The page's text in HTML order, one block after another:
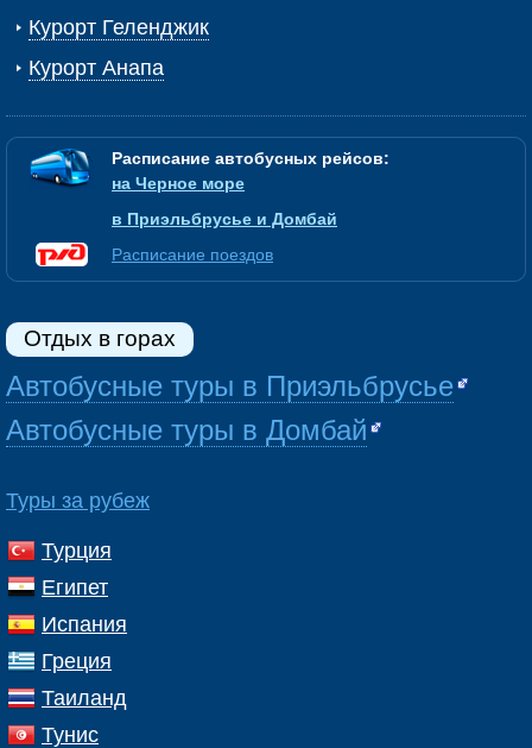
Курорт Геленджик
Курорт Анапа
Расписание автобусных рейсов:
на Черное море
в Приэльбрусье и Домбай
Расписание поездов
Отдых в горах
Автобусные туры в Приэльбрусье
Автобусные туры в Домбай
Туры за рубеж
Турция
Египет
Испания
Греция
Таиланд
Тунис